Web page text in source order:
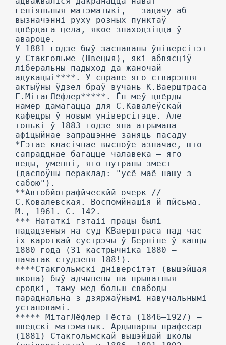
геніяльныя матэматыкі, — задачу аб
вызначэнні руху розных пунктаў
цвёрдага цела, якое знаходзіцца ў
авароце.
У 1881 годзе быў заснаваны ўніверсітэт
у Стакгольме (Швецыя), які абвясціў
ліберальны падыход да жаночай
адукацыі****. У справе яго стварэння
актыўны ўдзел браў вучань К.Ваерштраса
Г.МітагЛёфлер*****. Ён меў цвёрды
намер дамагацца для С.Кавалеўскай
кафедры ў новым універсітэце. Але
толькі ў 1883 годзе яна атрымала
афіцыйнае запрашэнне заняць пасаду
*Гэтае класічнае выслоўе азначае, што
сапрадднае багацце чалавека — яго
веды, уменні, яго нутраны змест
(даслоўны пераклад: "усё маё нашу з
сабою").
**Автобйографйческйй очерк //
С.Ковалевская. Воспомйнашія й пйсьма.
М., 1961. С. 142.
*** Нататкі гзтаіі працы былі
пададзеныя на суд КВаерштраса пад час
іх кароткай сустрэчы ў Берліне ў канцы
1880 года (31 кастрычніка 1880 —
пачатак студзеня 188!).
****Стакгольмскі дніверсітэт (вышэйшая
школа) быў адчынены на прыватныя
сродкі, таму мед больш свабоды
параднальна з дзяржаўнымі навучальнымі
установамі.
***** МітагЛёфлер Гёста (1846—1927) —
шведскі матэматык. Ардынарны прафесар
(1881) Стакгольмскай вышэйшай школы